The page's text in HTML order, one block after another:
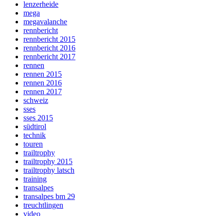
lenzerheide
mega
megavalanche
rennbericht
rennbericht 2015
rennbericht 2016
rennbericht 2017
rennen
rennen 2015
rennen 2016
rennen 2017
schweiz
sses
sses 2015
südtirol
technik
touren
trailtrophy
trailtrophy 2015
trailtrophy latsch
training
transalpes
transalpes bm 29
treuchtlingen
video